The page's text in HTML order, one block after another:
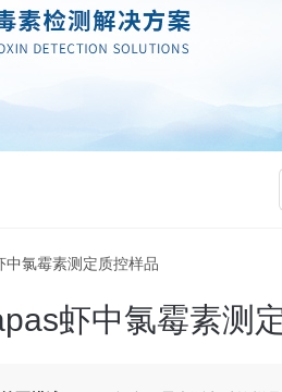
氯霉素测定质控样品
虾中氯霉素测